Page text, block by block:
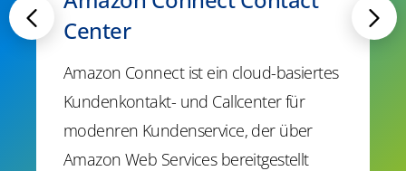
Center
Amazon Connect ist ein cloud-basiertes
Kundenkontakt- und Callcenter für
modenren Kundenservice, der über
Amazon Web Services bereitgestellt